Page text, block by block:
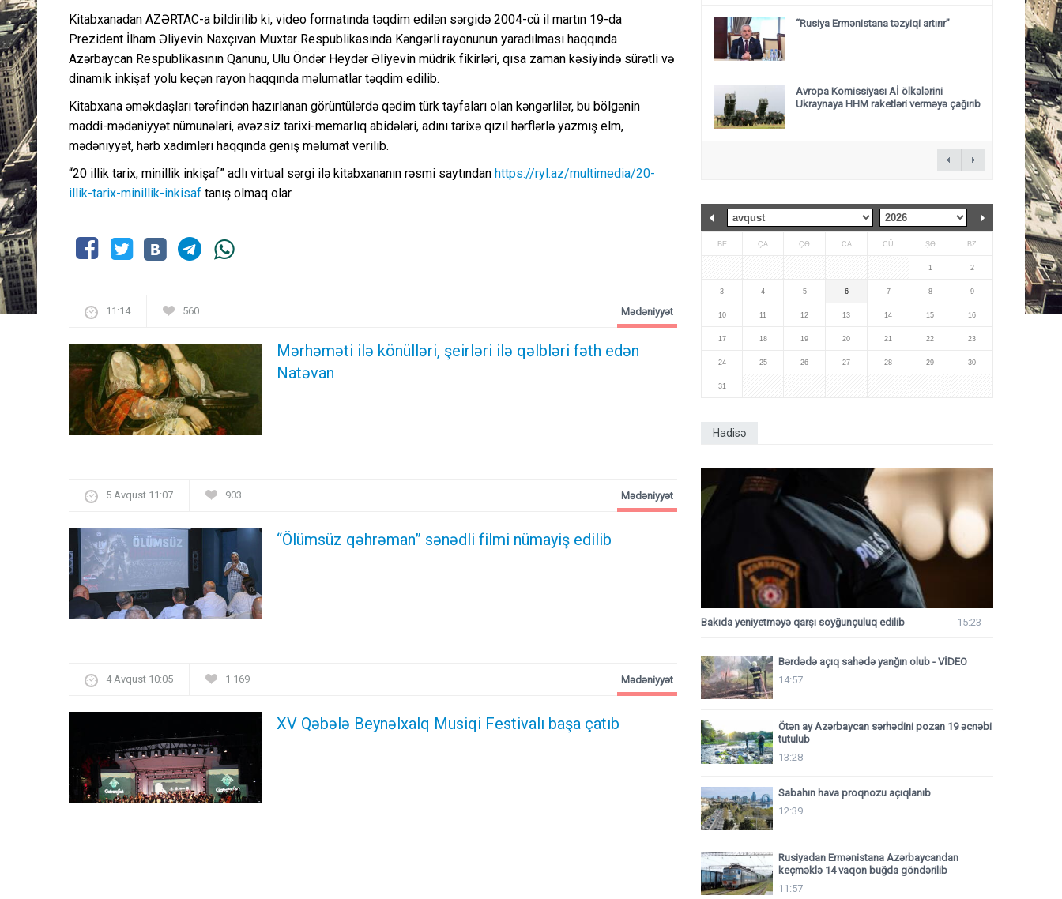
Kitabxanadan AZƏRTAC-a bildirilib ki, video formatında təqdim edilən sərgidə 2004-cü il martın 19-da
Prezident İlham Əliyevin Naxçıvan Muxtar Respublikasında Kəngərli rayonunun yaradılması haqqında
Azərbaycan Respublikasının Qanunu, Ulu Öndər Heydər Əliyevin müdrik fikirləri, qısa zaman kəsiyində sürətli və
dinamik inkişaf yolu keçən rayon haqqında məlumatlar təqdim edilib.
Kitabxana əməkdaşları tərəfindən hazırlanan görüntülərdə qədim türk tayfaları olan kəngərlilər, bu bölgənin
maddi-mədəniyyət nümunələri, əvəzsiz tarixi-memarlıq abidələri, adını tarixə qızıl hərflərlə yazmış elm,
mədəniyyət, hərb xadimləri haqqında geniş məlumat verilib.
“20 illik tarix, minillik inkişaf” adlı virtual sərgi ilə kitabxananın rəsmi saytından https://ryl.az/multimedia/20-
illik-tarix-minillik-inkisaf tanış olmaq olar.
11:14 560
Mərhəməti ilə könülləri, şeirləri ilə qəlbləri fəth edən
Natəvan
Mədəniyyət
5 Avqust 11:07 903
“Ölümsüz qəhrəman” sənədli filmi nümayiş edilib
Mədəniyyət
4 Avqust 10:05 1 169
XV Qəbələ Beynəlxalq Musiqi Festivalı başa çatıb
Mədəniyyət
“Rusiya Ermənistana təzyiqi artırır”
Avropa Komissiyası Aİ ölkələrini
Ukraynaya HHM raketləri verməyə çağırıb
BE ÇA ÇƏ CA CÜ ŞƏ BZ
1 2
3 4 5 6 7 8 9
10 11 12 13 14 15 16
17 18 19 20 21 22 23
24 25 26 27 28 29 30
31
Hadisə
Bakıda yeniyetməyə qarşı soyğunçuluq edilib 15:23
Bərdədə açıq sahədə yanğın olub - VİDEO
14:57
Ötən ay Azərbaycan sərhədini pozan 19 əcnəbi
tutulub
13:28
Sabahın hava proqnozu açıqlanıb
12:39
Rusiyadan Ermənistana Azərbaycandan
keçməklə 14 vaqon buğda göndərilib
11:57